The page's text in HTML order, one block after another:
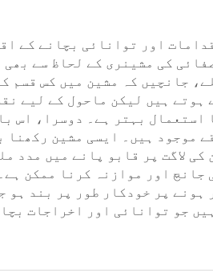
اور توانائی بچانے کے
کی مشینری کے لحاظ سے
جانچیں کہ مشین میں کس قسم
ہوتے ہیں لیکن ماحول کے لیے
استعمال بہتر ہے۔ دوسرا، اس
موجود ہیں۔ ایسی مشین
کی لاگت پر قابو پانے میں مدد
جانچ اور موازنہ کرنا ممکن
ہونے پر خودکار طور پر بند
جو توانائی اور اخراجات